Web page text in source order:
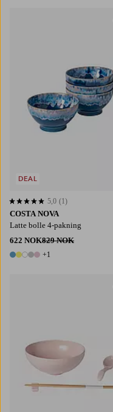
COSTA NOVA
Latte bolle 4-pakning
622 NOK829 NOK
6 farger
+1
5,0 basert på 1 karaktergivninger
5,0 (1)
DEAL